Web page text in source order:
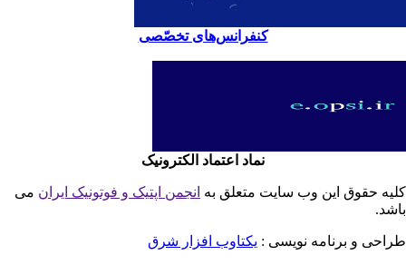
کنفرانس‌های تخصّصی
نماد اعتماد الکترونیک
حقوق این وب سایت متعلق بهانجمن اپتیک و فوتونیک ایران می
و برنامه نویسی : یکتاوب افزار شرق